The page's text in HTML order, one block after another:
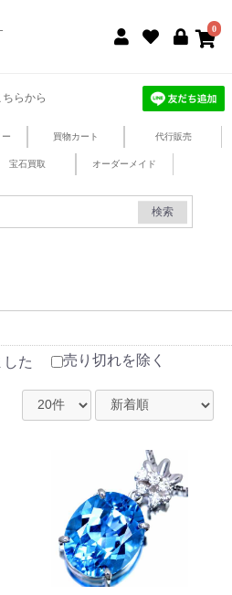
0
らから
買物カート 代行販売
宝石買取 オーダーメイド
検索
た 売り切れを除く